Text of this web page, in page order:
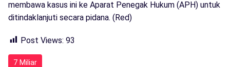
membawa kasus ini ke Aparat Penegak Hukum (APH) untuk
ditindaklanjuti secara pidana. (Red)
Post Views: 93
7 Miliar